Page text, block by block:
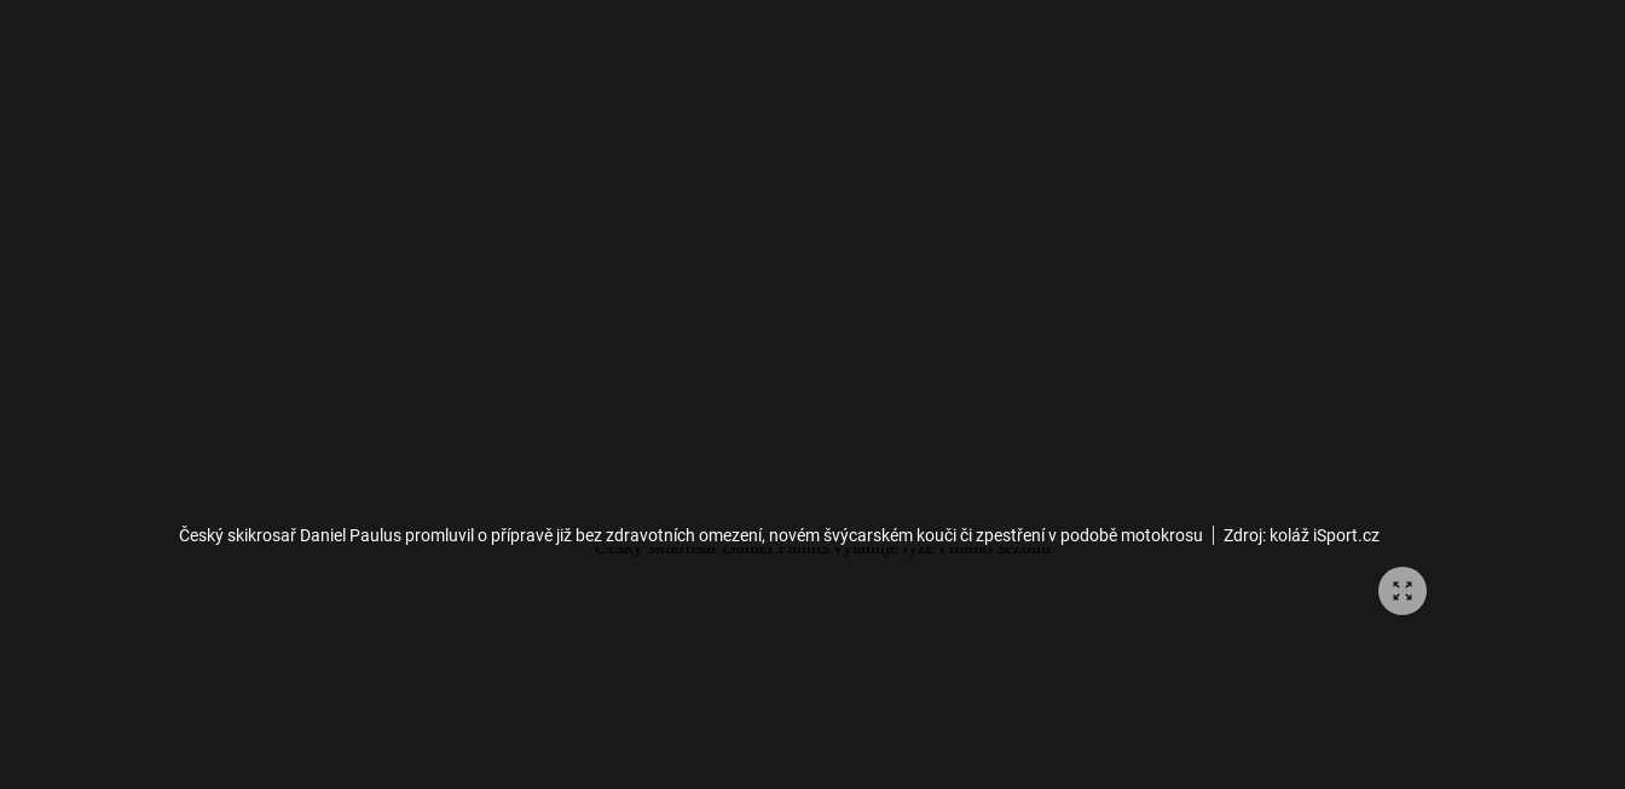
Český skikrosař Daniel Paulus promluvil o přípravě již bez zdravotních omezení, novém švýcarském kouči či zpestření v podobě motokrosu Zdroj: koláž iSport.cz